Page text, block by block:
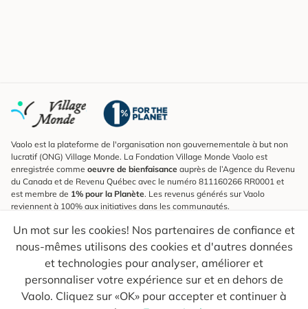
Un mot sur les cookies! Nos partenaires de confiance et
nous-mêmes utilisons des cookies et d'autres données
et technologies pour analyser, améliorer et
personnaliser votre expérience sur et en dehors de
Vaolo. Cliquez sur «OK» pour accepter et continuer à
Vaolo est la plateforme de l'organisation non gouvernementale à but non
lucratif (ONG) Village Monde. La Fondation Village Monde Vaolo est
enregistrée comme oeuvre de bienfaisance auprès de l’Agence du Revenu
du Canada et de Revenu Québec avec le numéro 811160266 RR0001 et
est membre de 1% pour la Planète. Les revenus générés sur Vaolo
reviennent à 100% aux initiatives dans les communautés.
S'inscrire à l'infolettre
Pour connaître les nouveautés, suivre nos explorateurs et recevoir des
astuces pour des voyages plus conscients.
Ton courriel Envoyer